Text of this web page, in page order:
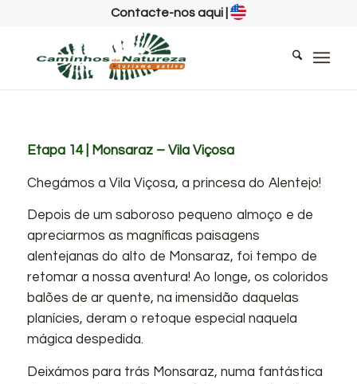
Contacte-nos aqui|
Etapa 14 | Monsaraz – Vila Viçosa
Chegámos a Vila Viçosa, a princesa do Alentejo!
Depois de um saboroso pequeno almoço e de
apreciarmos as magníficas paisagens
alentejanas do alto de Monsaraz, foi tempo de
retomar a nossa aventura! Ao longe, os coloridos
balões de ar quente, na imensidão daquelas
planícies, deram o retoque especial naquela
mágica despedida.
Deixámos para trás Monsaraz, numa fantástica